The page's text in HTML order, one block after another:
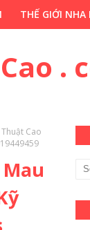
THẾ GIỚI NHA
.
Cao